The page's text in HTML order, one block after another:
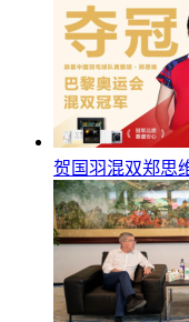
贺国羽混双郑思